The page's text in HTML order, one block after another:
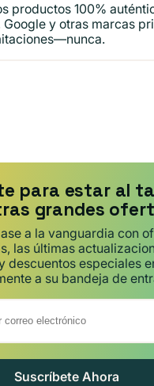
productos 100%
Google y otras marcas
para estar al
grandes
a la vanguardia con
las últimas
descuentos especiales
a su bandeja de
Suscríbete Ahora